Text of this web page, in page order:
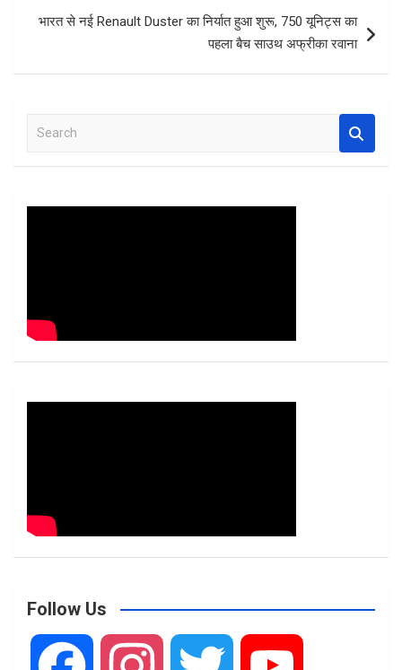
k p
भारत से नई Renault Duster का निर्यात हुआ शुरू, 750 यूनिट्स का
पहला बैच साउथ अफ्रीका रवाना
a
Follow Us